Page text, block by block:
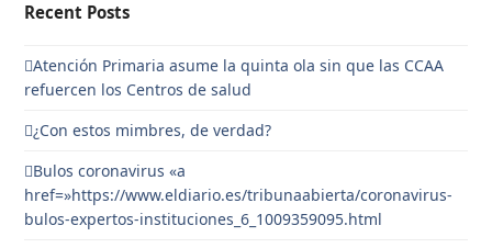
Recent Posts
Atención Primaria asume la quinta ola sin que las CCAA
refuercen los Centros de salud
¿Con estos mimbres, de verdad?
Bulos coronavirus «a
href=»https://www.eldiario.es/tribunaabierta/coronavirus-
bulos-expertos-instituciones_6_1009359095.html